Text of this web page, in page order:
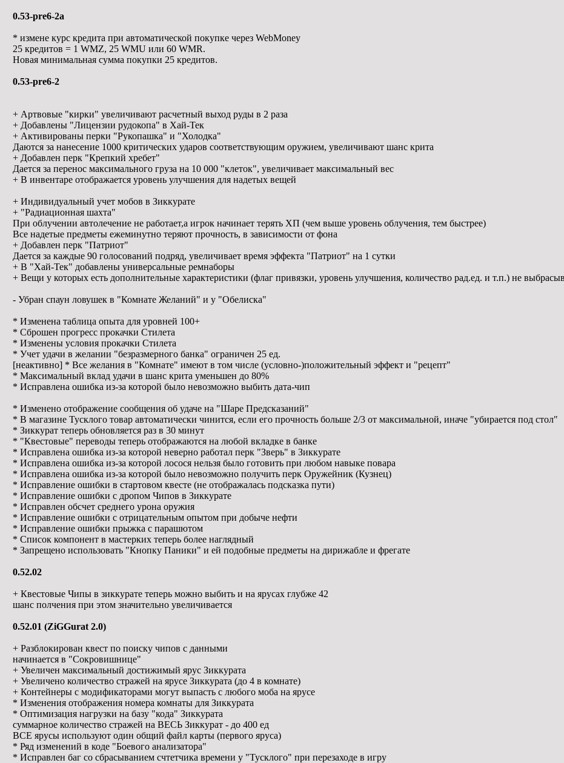
0.53-pre6-2a
* измене курс кредита при автоматической покупке через WebMoney
25 кредитов = 1 WMZ, 25 WMU или 60 WMR.
Новая минимальная сумма покупки 25 кредитов.
0.53-pre6-2
+ Артвовые "кирки" увеличивают расчетный выход руды в 2 раза
+ Добавлены "Лицензии рудокопа" в Хай-Тек
+ Активированы перки "Рукопашка" и "Холодка"
Даются за нанесение 1000 критических ударов соответствующим оружием, увеличивают шанс крита
+ Добавлен перк "Крепкий хребет"
Дается за перенос максимального груза на 10 000 "клеток", увеличивает максимальный вес
+ В инвентаре отображается уровень улучшения для надетых вещей
+ Индивидуальный учет мобов в Зиккурате
+ "Радиационная шахта"
При облучении автолечение не работает,а игрок начинает терять ХП (чем выше уровень облучения, тем быстрее)
Все надетые предметы ежеминутно теряют прочность, в зависимости от фона
+ Добавлен перк "Патриот"
Дается за каждые 90 голосований подряд, увеличивает время эффекта "Патриот" на 1 сутки
+ В "Хай-Тек" добавлены универсальные ремнаборы
+ Вещи у которых есть дополнительные характеристики (флаг привязки, уровень улучшения, количество рад.ед. и т.п.) не
- Убран спаун ловушек в "Комнате Желаний" и у "Обелиска"
* Изменена таблица опыта для уровней 100+
* Сброшен прогресс прокачки Стилета
* Изменены условия прокачки Стилета
* Учет удачи в желании "безразмерного банка" ограничен 25 ед.
[неактивно] * Все желания в "Комнате" имеют в том числе (условно-)положительный эффект и "рецепт"
* Максимальный вклад удачи в шанс крита уменьшен до 80%
* Исправлена ошибка из-за которой было невозможно выбить дата-чип
* Изменено отображение сообщения об удаче на "Шаре Предсказаний"
* В магазине Тусклого товар автоматически чинится, если его прочность больше 2/3 от максимальной, иначе "убирается под стол"
* Зиккурат теперь обновляется раз в 30 минут
* "Квестовые" переводы теперь отображаются на любой вкладке в банке
* Исправлена ошибка из-за которой неверно работал перк "Зверь" в Зиккурате
* Исправлена ошибка из-за которой лосося нельзя было готовить при любом навыке повара
* Исправлена ошибка из-за которой было невозможно получить перк Оружейник (Кузнец)
* Исправление ошибки в стартовом квесте (не отображалась подсказка пути)
* Исправление ошибки с дропом Чипов в Зиккурате
* Исправлен обсчет среднего урона оружия
* Исправление ошибки с отрицательным опытом при добыче нефти
* Исправление ошибки прыжка с парашютом
* Список компонент в мастерких теперь более наглядный
* Запрещено использовать "Кнопку Паники" и ей подобные предметы на дирижабле и фрегате
0.52.02
+ Квестовые Чипы в зиккурате теперь можно выбить и на ярусах глубже 42
шанс полчения при этом значительно увеличивается
0.52.01 (ZiGGurat 2.0)
+ Разблокирован квест по поиску чипов с данными
начинается в "Сокровишнице"
+ Увеличен максимальный достижимый ярус Зиккурата
+ Увеличено количество стражей на ярусе Зиккурата (до 4 в комнате)
+ Контейнеры с модификаторами могут выпасть с любого моба на ярусе
* Изменения отображения номера комнаты для Зиккурата
* Оптимизация нагрузки на базу "кода" Зиккурата
суммарное количество стражей на ВЕСЬ Зиккурат - до 400 ед
ВСЕ ярусы используют один общий файл карты (первого яруса)
* Ряд изменений в коде "Боевого анализатора"
* Исправлен баг со сбрасыванием счтетчика времени у "Тусклого" при перезаходе в игру